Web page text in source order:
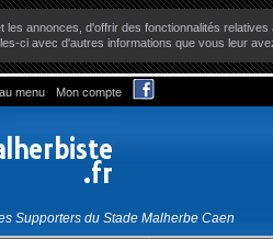
annonces, d'offrir des fonctionnalités
ci avec d'autres informations que vous leur
menu Mon compte
Supporters du Stade Malherbe Caen